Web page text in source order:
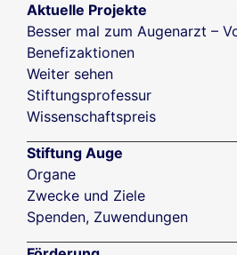
Aktuelle Projekte
Besser mal zum Augenarzt –
Benefizaktionen
Weiter sehen
Stiftungsprofessur
Wissenschaftspreis
Stiftung Auge
Organe
Zwecke und Ziele
Spenden, Zuwendungen